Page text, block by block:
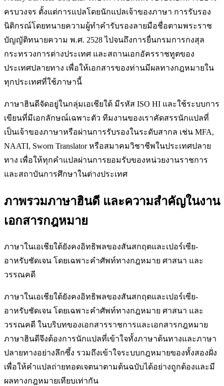
ครบวงจร ตั้งแต่การแปลโดยนักแปลเจ้าของภาษา การรับรอง
นิติกรณ์โดยทนายความผู้ทำคำรับรองลายมือชื่อตามพระราช
บัญญัติทนายความ พ.ศ. 2528 ไปจนถึงการยื่นกรมการกงสุล
กระทรวงการต่างประเทศ และสถานเอกอัครราชทูตของ
ประเทศปลายทาง เพื่อให้เอกสารของท่านมีผลทางกฎหมายใน
ทุกประเทศที่ใช้ภาษานี้
ภาษาฮินดีจัดอยู่ในกลุ่มเอเชียใต้ มีรหัส ISO HI และใช้ระบบการ
เขียนที่มีเอกลักษณ์เฉพาะตัว ทีมงานของเราคัดสรรนักแปลที่
เป็นเจ้าของภาษาหรือผ่านการรับรองในระดับสากล เช่น MFA,
NAATI, Sworn Translator หรือสมาคมวิชาชีพในประเทศปลาย
ทาง เพื่อให้ทุกคำแปลผ่านการยอมรับของหน่วยงานราชการ
และสถาบันการศึกษาในต่างประเทศ
ภาพรวมภาษาฮินดี และความสำคัญในงาน
เอกสารกฎหมาย
ภาษาในเอเชียใต้ยังคงอิทธิพลของสันสกฤตและเปอร์เซีย-
อาหรับชัดเจน โดยเฉพาะคำศัพท์ทางกฎหมาย ศาสนา และ
วรรณคดี
ภาษาในเอเชียใต้ยังคงอิทธิพลของสันสกฤตและเปอร์เซีย-
อาหรับชัดเจน โดยเฉพาะคำศัพท์ทางกฎหมาย ศาสนา และ
วรรณคดี ในบริบทของเอกสารราชการและเอกสารกฎหมาย
ภาษาฮินดีจึงต้องการนักแปลที่เข้าใจทั้งภาษาต้นทางและภาษา
ปลายทางอย่างลึกซึ้ง รวมถึงเข้าใจระบบกฎหมายของทั้งสองฝั่ง
เพื่อให้คำแปลถ่ายทอดเจตนาตามต้นฉบับได้อย่างถูกต้องและมี
ผลทางกฎหมายเทียบเท่ากัน